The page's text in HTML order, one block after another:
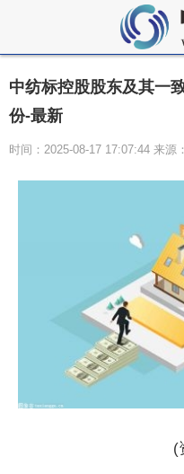
中纺标控股股东及其一
份-最新
时间：2025-08-17 17:07:44 来源
(